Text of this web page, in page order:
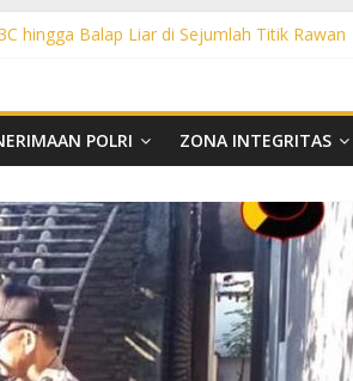
hingga Balap Liar di Sejumlah Titik Rawan
Objek Vital, Polisi Ajak Warga
Titik Rawan, Cegah Kejahatan 3C
POLRI ZONA INTEGRITAS